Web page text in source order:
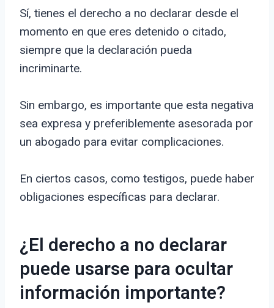
Sí, tienes el derecho a no declarar desde el
momento en que eres detenido o citado,
siempre que la declaración pueda
incriminarte.
Sin embargo, es importante que esta negativa
sea expresa y preferiblemente asesorada por
un abogado para evitar complicaciones.
En ciertos casos, como testigos, puede haber
obligaciones específicas para declarar.
¿El derecho a no declarar
puede usarse para ocultar
información importante?